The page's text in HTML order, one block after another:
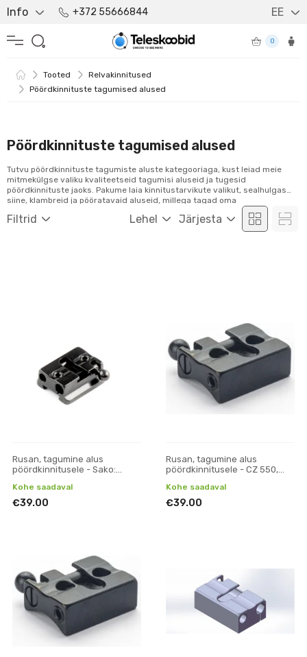
Info +372 55666844 EE
0
Tooted
Relvakinnitused
Pöördkinnituste tagumised alused
Pöördkinnituste tagumised alused
Filtrid Lehel Järjesta
Tutvu pöördkinnituste tagumiste aluste kategooriaga, kust leiad meie
mitmekülgse valiku kvaliteetseid tagumisi aluseid ja tugesid
pöördkinnituste jaoks. Pakume laia kinnitustarvikute valikut, sealhulgas
siine, klambreid ja pööratavaid aluseid, millega tagad oma
optikaseadmetele stabiilsed ja usaldusväärsed kinnituslahendused. Tutvu
meie tootevalikuga ja telli mugavalt veebist!
Rusan, tagumine alus
pöördkinnitusele - Sako:
Kohe saadaval
€39.00
Rusan, tagumine alus
pöördkinnitusele - CZ 550,
mm prisma)
Kohe saadaval
€39.00